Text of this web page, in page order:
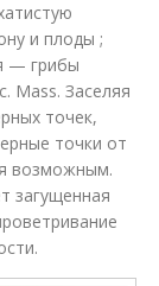
и плоды ;
— грибы
Mass. Заселяя
точек,
точки от
возможным.
загущенная